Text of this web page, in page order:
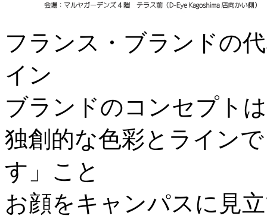
フランス・ブランドの
イン
ブランドのコンセプト
独創的な色彩とライン
す」こと
お顔をキャンパスに見